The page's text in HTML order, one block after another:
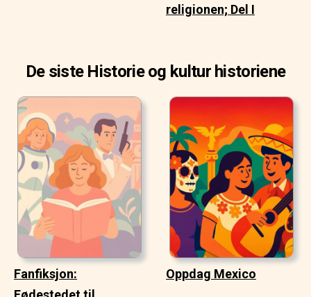
religionen; Del I
De siste Historie og kultur historiene
Fanfiksjon:
Oppdag Mexico